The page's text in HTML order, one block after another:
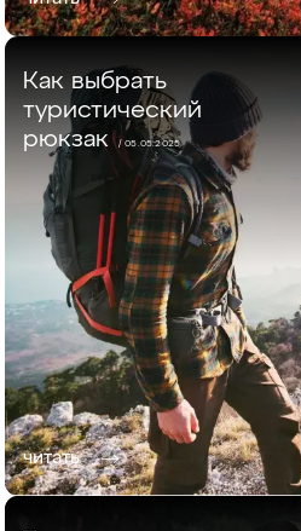
Как выбрать
туристический
рюкзак / 05.05.2025
читать